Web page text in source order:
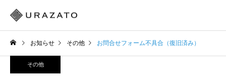
お知らせ その他 お問合せフォーム不具合（復旧済み）
その他